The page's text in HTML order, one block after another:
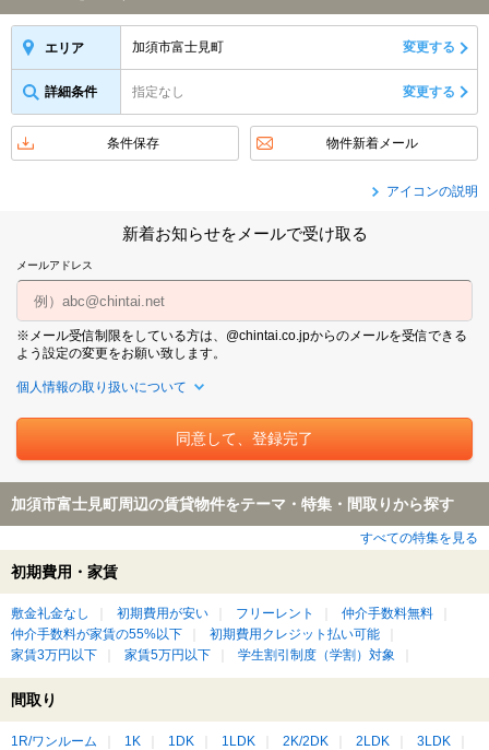
エリア 加須市富士見町 変更する
詳細条件 指定なし 変更する
条件保存 物件新着メール
アイコンの説明
新着お知らせをメールで受け取る
メールアドレス
※メール受信制限をしている方は、@chintai.co.jpからのメールを受信できる
よう設定の変更をお願い致します。
個人情報の取り扱いについて
加須市富士見町周辺の賃貸物件をテーマ・特集・間取りから探す
すべての特集を見る
初期費用・家賃
敷金礼金なし 初期費用が安い フリーレント
仲介手数料無料
仲介手数料が家賃の55%以下
初期費用クレジット払い可能
家賃3万円以下
家賃5万円以下 学生割引制度（学割）対象
間取り
1R/ワンルーム 1K 1DK 1LDK 2K/2DK 2LDK 3LDK